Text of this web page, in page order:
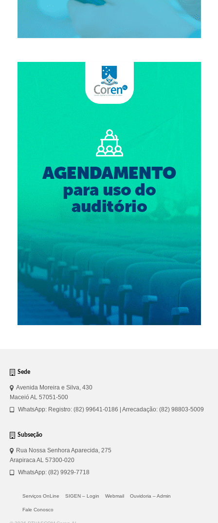
Resoluções
Censura Pública
Suspensão do Exercício Profissional
Procedimento para registro
Clube de Vantagens
Valores dos serviços
Reserva de auditório
Contatos
Fale Conosco
NEP
Sede
Avenida Moreira e Silva, 430
Maceió AL 57051-500
WhatsApp: Registro: (82) 99641-0186 | Arrecadação: (82) 98803-5009
Subseção
Rua Nossa Senhora Aparecida, 275
Arapiraca AL 57300-020
WhatsApp: (82) 9929-7718
Serviços OnLine SIGEN – Login Webmail Ouvidoria – Admin
Fale Conosco